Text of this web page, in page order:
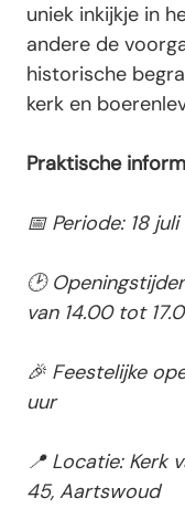
uniek inkijkje in
andere de
historische
kerk en
Praktische
📅 Periode: 18
🕑
van 14.00 tot
🎉 Feestelijke
uur
📍 Locatie: Kerk
45, Aartswoud